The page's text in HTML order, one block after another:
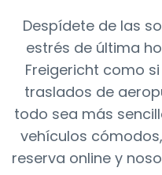
Despídete de las
estrés de última
Freigericht como
traslados de
todo sea más
vehículos
reserva online y